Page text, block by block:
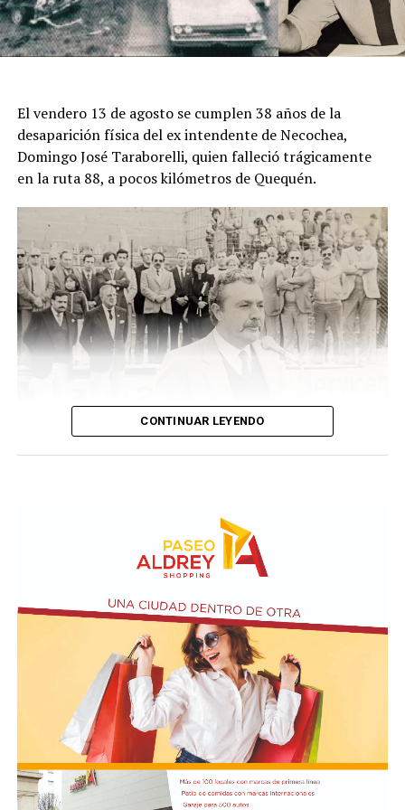
establecer con quiénes tuvo contacto antes de
desaparecer y determinar quién abandonó el cuerpo en
ese sector rural del partido de Mar Chiquita.
cuando un hombre que recorría la zona junto a sus
perros advirtió una bolsa ubicada junto a una zanja.
Alertado por el comportamiento de los animales, se
acercó y comprobó que contenía restos humanos. DIB
El vendero 13 de agosto se cumplen 38 años de la
desaparición física del ex intendente de Necochea,
Domingo José Taraborelli, quien falleció trágicamente
en la ruta 88, a pocos kilómetros de Quequén.
El vendero 13 de agosto se cumplen 38 años de la
desaparición física del ex intendente de Necochea,
en la ruta 88, a pocos kilómetros de Quequén.
Junto con el intendente de Necochea habían muerto
tres docentes que, luego se supo, habían subido a su
automóvil pocos kilómetros antes, donde se hallaban
haciendo dedo. La colisión frontal resultó letal: sólo
sobrevivió el chofer del camión.
El hall del Palacio Comunal fue el lugar donde velaron
sus restos y ante el cual desfiló todo el arco político de
CONTINUAR LEYENDO